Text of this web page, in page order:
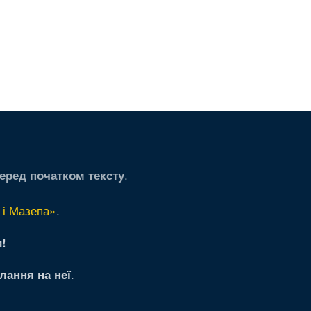
початком тексту.
Мазепа».
на неї.